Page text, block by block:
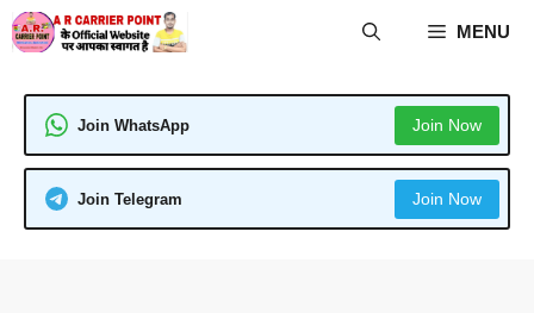
Skip
to
MENU
Join WhatsApp Join Now
Join Telegram Join Now